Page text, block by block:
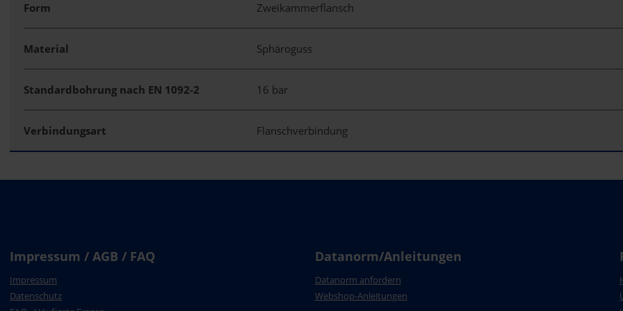
Form Zweikammerflansch
Material Sphäroguss
Standardbohrung nach EN 1092-2 16 bar
Verbindungsart Flanschverbindung
Impressum / AGB / FAQ
Impressum
Datenschutz
Datanorm/Anleitungen
Datanorm anfordern
Webshop-Anleitungen